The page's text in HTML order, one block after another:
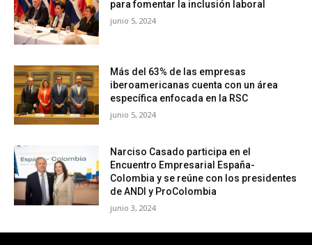
para fomentar la inclusión laboral
junio 5, 2024
Más del 63% de las empresas
iberoamericanas cuenta con un área
específica enfocada en la RSC
junio 5, 2024
Narciso Casado participa en el
Encuentro Empresarial España-
Colombia y se reúne con los presidentes
de ANDI y ProColombia
junio 3, 2024